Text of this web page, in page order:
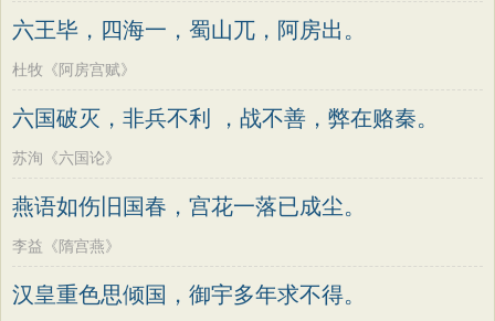
六王毕，四海一，蜀山兀，阿房出。
杜牧《阿房宫赋》
六国破灭，非兵不利 ，战不善，弊在赂秦。
苏洵《六国论》
燕语如伤旧国春，宫花一落已成尘。
李益《隋宫燕》
汉皇重色思倾国，御宇多年求不得。